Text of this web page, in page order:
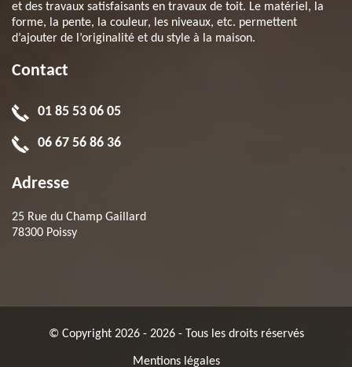
et des travaux satisfaisants en travaux de toit. Le matériel, la
forme, la pente, la couleur, les niveaux, etc. permettent
d’ajouter de l’originalité et du style à la maison.
Contact
01 85 53 06 05
06 67 56 86 36
Adresse
25 Rue du Champ Gaillard
78300 Poissy
© Copyright 2026 - 2026 - Tous les droits réservés
Mentions légales